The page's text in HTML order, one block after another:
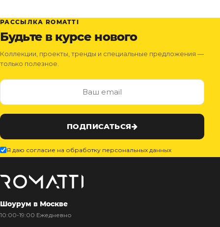
РАССЫЛКА ROMATTI
Будьте в курсе нового
Коллекции, проекты, тренды и специальные предложения —
только полезное.
ПОДПИСАТЬСЯ
Я даю согласие на обработку персональных данных
Шоурум в Москве
10:00-19:00 Ежедневно